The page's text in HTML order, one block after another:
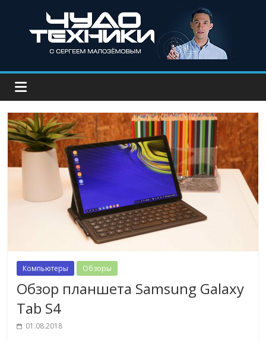
Компьютеры Обзоры
Обзор планшета Samsung Galaxy
Tab S4
01.08.2018